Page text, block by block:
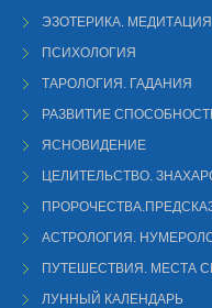
ЭЗОТЕРИКА. МЕДИТАЦИЯ
ПСИХОЛОГИЯ
ТАРОЛОГИЯ. ГАДАНИЯ
РАЗВИТИЕ
ЯСНОВИДЕНИЕ
ЦЕЛИТЕЛЬСТВО.
АСТРОЛОГИЯ.
ПУТЕШЕСТВИЯ. МЕСТА
ЛУННЫЙ КАЛЕНДАРЬ